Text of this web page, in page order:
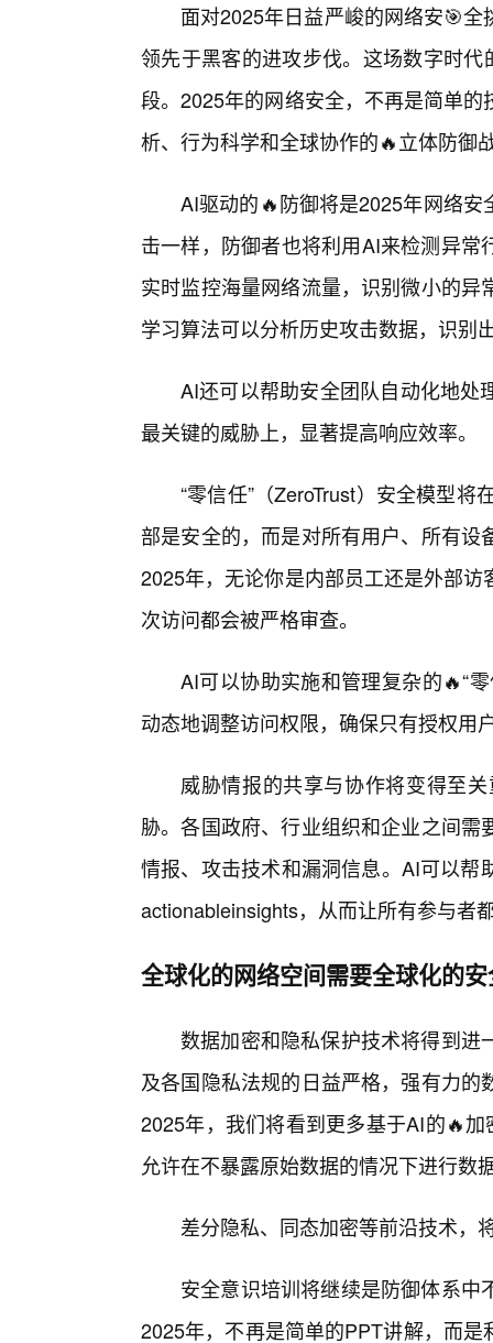
面对2025年日益严峻的网络安🎯
领先于黑客的进攻步伐。这场数字时
段。2025年的网络安全，不再是简单
析、行为科学和全球协作的🔥立体防御
AI驱动的🔥防御将是2025年网络
击一样，防御者也将利用AI来检测异
实时监控海量网络流量，识别微小的
学习算法可以分析历史攻击数据，识别
AI还可以帮助安全团队自动化地处
最关键的威胁上，显著提高响应效率。
“零信任”（ZeroTrust）安全模型
部是安全的，而是对所有用户、所有
2025年，无论你是内部员工还是外部
次访问都会被严格审查。
AI可以协助实施和管理复杂的🔥“
动态地调整访问权限，确保只有授权用
威胁情报的共享与协作将变得至
胁。各国政府、行业组织和企业之间
情报、攻击技术和漏洞信息。AI可以
actionableinsights，从而让所有参与者
全球化的网络空间需要全球化的
数据加密和隐私保护技术将得到进
及各国隐私法规的日益严格，强有力
2025年，我们将看到更多基于AI的🔥
允许在不暴露原始数据的情况下进行数
差分隐私、同态加密等前沿技术，
安全意识培训将继续是防御体系
2025年，不再是简单的PPT讲解，而